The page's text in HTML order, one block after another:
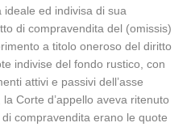
ed indivisa di sua
di compravendita del (omissis)
a titolo oneroso del diritto
indivise del fondo rustico, con
attivi e passivi dell’asse
Corte d’appello aveva ritenuto
compravendita erano le quote